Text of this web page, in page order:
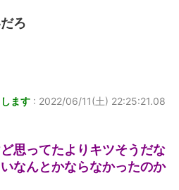
ろ
ます : 2022/06/11(土) 22:25:21.08
思ってたよりキツそうだな
なんとかならなかったのか